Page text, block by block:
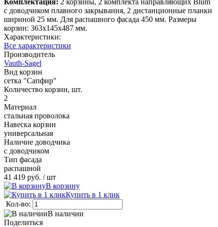
с доводчиком плавного закрывания, 2 дистанционные планки
шириной 25 мм. Для распашного фасада 450 мм. Размеры
корзин: 363х145х487 мм.
Характеристики:
Все характеристики
Производитель
Vauth-Sagel
Вид корзин
сетка "Сапфир"
Количество корзин, шт.
2
Материал
стальная проволока
Навеска корзин
универсальная
Наличие доводчика
с доводчиком
Тип фасада
распашной
41 419 руб. / шт
В корзину
Купить в 1 клик
Кол-во:
В наличии
Поделиться